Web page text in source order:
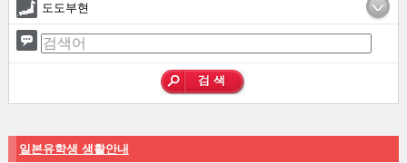
도도부현
일본유학생 생활안내